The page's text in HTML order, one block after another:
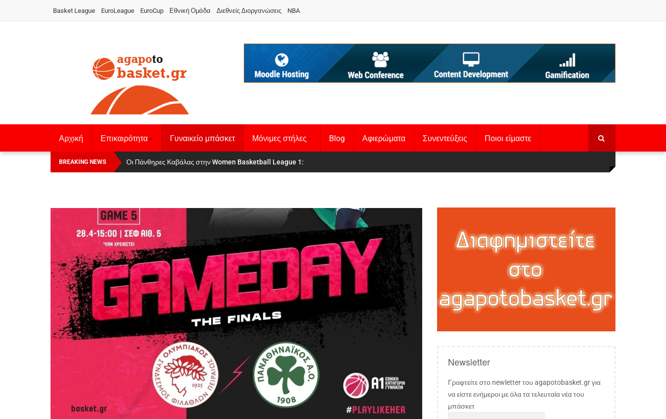
Basket League EuroLeague EuroCup Εθνική Ομάδα Διεθνείς Διοργανώσεις NBA
Αρχική Επικαιρότητα Γυναικείο μπάσκετ Μόνιμες στήλες Blog Αφιερώματα Συνεντεύξεις Ποιοι είμαστε
BREAKING NEWS Οι Πάνθηρες Καβάλας στην Women Basketball League 1:
Αναχώρησε για τα Γιάννενα η Εθνική Γυναικών:
Newsletter
Γραφτείτε στο newletter του agapotobasket.gr για
να είστε ενήμεροι με όλα τα τελευταία νέα του
μπάσκετ